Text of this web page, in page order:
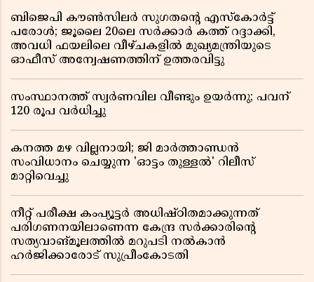
ബിജെപി കൗൺസിലർ സുഗതന്റെ എസ്‌കോർട്ട്
പരോൾ; ജൂലൈ 20ലെ സർക്കാർ കത്ത് റദ്ദാക്കി,
അവധി ഫയലിലെ വീഴ്ചകളിൽ മുഖ്യമന്ത്രിയുടെ
ഓഫീസ് അന്വേഷണത്തിന് ഉത്തരവിട്ടു
സംസ്ഥാനത്ത് സ്വര്‍ണവില വീണ്ടും ഉയർന്നു; പവന്
120 രൂപ വര്‍ധിച്ചു
കനത്ത മഴ വില്ലനായി; ജി മാർത്താണ്ഡൻ
സംവിധാനം ചെയ്യുന്ന 'ഓട്ടം തുള്ളൽ' റിലീസ്
മാറ്റിവെച്ചു
നീറ്റ് പരീക്ഷ കംപ്യൂട്ടർ അധിഷ്ഠിതമാക്കുന്നത്
പരിഗണനയിലാണെന്ന കേന്ദ്ര സർക്കാരിൻ്റെ
സത്യവാങ്മൂലത്തിൽ മറുപടി നൽകാൻ
ഹർജിക്കാരോട് സുപ്രീംകോടതി